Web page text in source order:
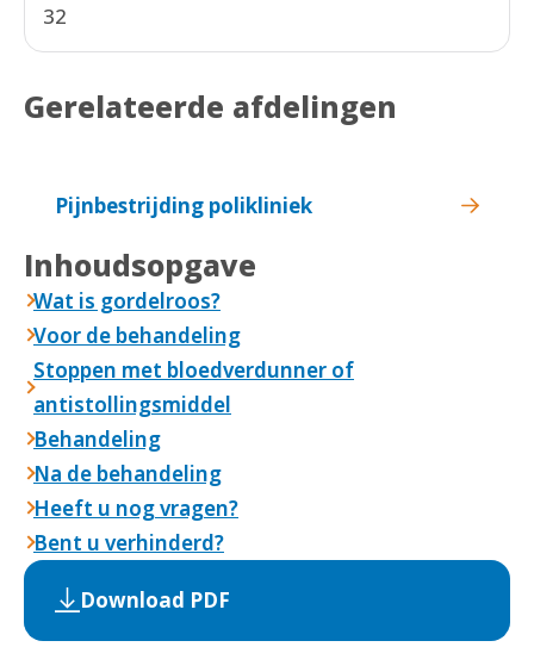
Inhoudsopgave
Wat is gordelroos?
Voor de behandeling
Stoppen met bloedverdunner of
antistollingsmiddel
Behandeling
Na de behandeling
Heeft u nog vragen?
Bent u verhinderd?
Download PDF
32
Gerelateerde afdelingen
Pijnbestrijding polikliniek